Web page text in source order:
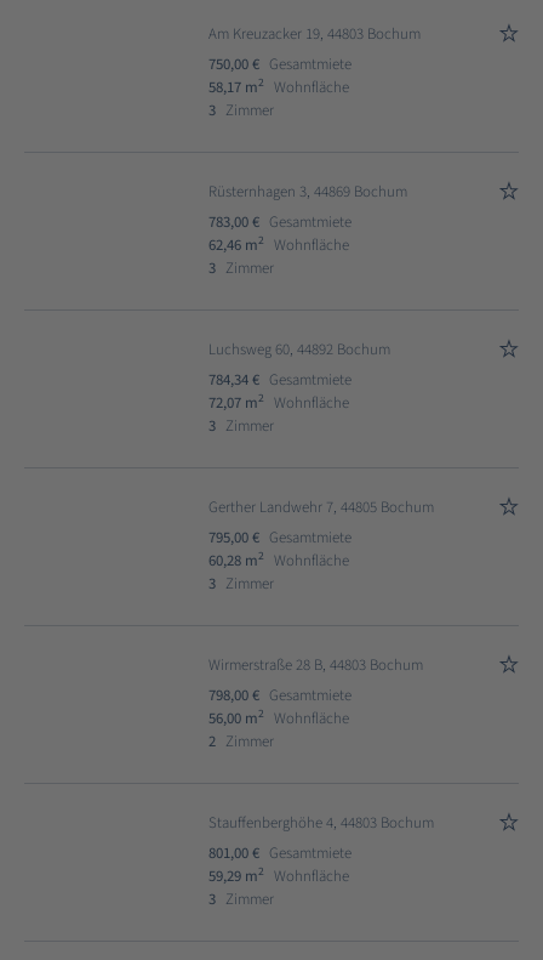
Am Kreuzacker 19, 44803 Bochum
750,00 € Gesamtmiete
58,17 m2
Wohnfläche
3 Zimmer
Rüsternhagen 3, 44869 Bochum
783,00 € Gesamtmiete
62,46 m2
Wohnfläche
3 Zimmer
Luchsweg 60, 44892 Bochum
784,34 € Gesamtmiete
72,07 m2
Wohnfläche
3 Zimmer
Gerther Landwehr 7, 44805 Bochum
795,00 € Gesamtmiete
60,28 m2
Wohnfläche
3 Zimmer
Wirmerstraße 28 B, 44803 Bochum
798,00 € Gesamtmiete
56,00 m2
Wohnfläche
2 Zimmer
Stauffenberghöhe 4, 44803 Bochum
801,00 € Gesamtmiete
59,29 m2
Wohnfläche
3 Zimmer